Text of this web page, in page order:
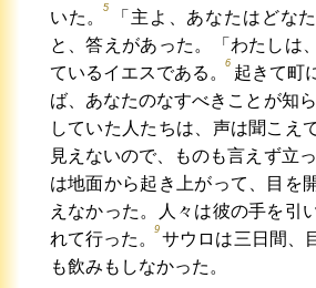
いた。
5
「主よ、あなたはどな
と、答えがあった。「わたしは
ているイエスである。
6
起きて町
ば、あなたのなすべきことが知
していた人たちは、声は聞こえ
見えないので、ものも言えず立
は地面から起き上がって、目を
えなかった。人々は彼の手を引
れて行った。
9
サウロは三日間、
も飲みもしなかった。